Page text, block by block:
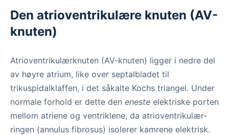
Den atrioventrikulære knuten (AV-
knuten)
Atrioventrikulærknuten (AV-knuten) ligger i nedre del
av høyre atrium, like over septalbladet til
trikuspidalklaffen, i det såkalte Kochs triangel. Under
normale forhold er dette den eneste elektriske porten
mellom atriene og ventriklene, da atrioventrikulær-
ringen (annulus fibrosus) isolerer kamrene elektrisk.